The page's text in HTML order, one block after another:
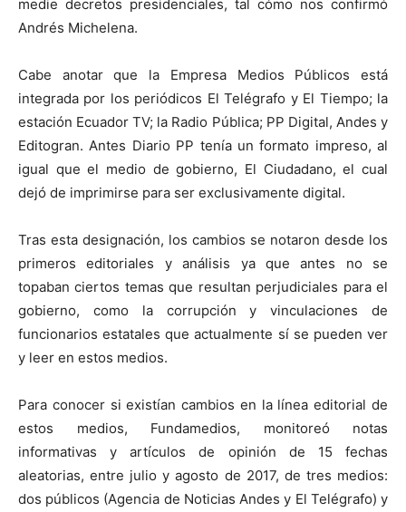
medie decretos presidenciales, tal cómo nos confirmó
Andrés Michelena.
Cabe anotar que la Empresa Medios Públicos está
integrada por los periódicos El Telégrafo y El Tiempo; la
estación Ecuador TV; la Radio Pública; PP Digital, Andes y
Editogran. Antes Diario PP tenía un formato impreso, al
igual que el medio de gobierno, El Ciudadano, el cual
dejó de imprimirse para ser exclusivamente digital.
Tras esta designación, los cambios se notaron desde los
primeros editoriales y análisis ya que antes no se
topaban ciertos temas que resultan perjudiciales para el
gobierno, como la corrupción y vinculaciones de
funcionarios estatales que actualmente sí se pueden ver
y leer en estos medios.
Para conocer si existían cambios en la línea editorial de
estos medios, Fundamedios,
monitoreó notas
informativas y artículos de opinión de 15 fechas
aleatorias, entre julio y agosto de 2017, de tres medios:
dos públicos (Agencia de Noticias Andes y El Telégrafo) y